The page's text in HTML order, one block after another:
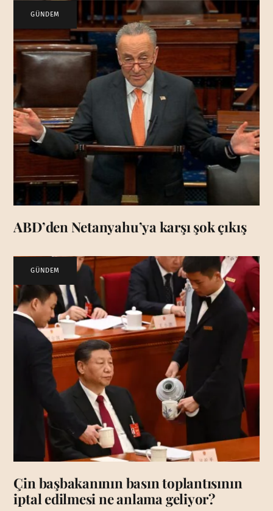
GÜNDEM
ABD’den Netanyahu’ya karşı şok çıkış
GÜNDEM
Çin başbakanının basın toplantısının
iptal edilmesi ne anlama geliyor?